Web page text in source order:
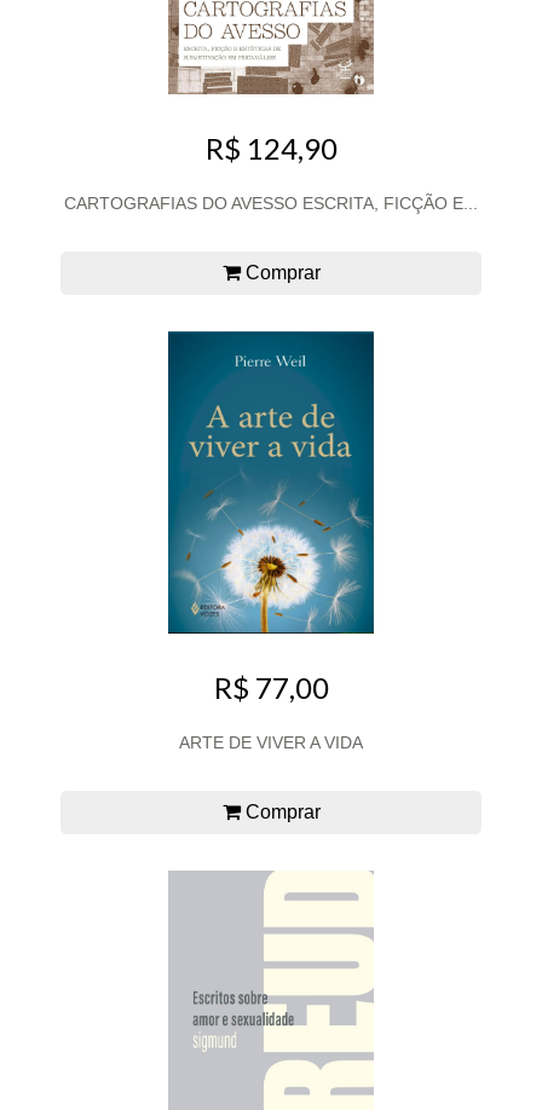
R$ 124,90
CARTOGRAFIAS DO AVESSO ESCRITA, FICÇÃO E...
Comprar
R$ 77,00
ARTE DE VIVER A VIDA
Comprar